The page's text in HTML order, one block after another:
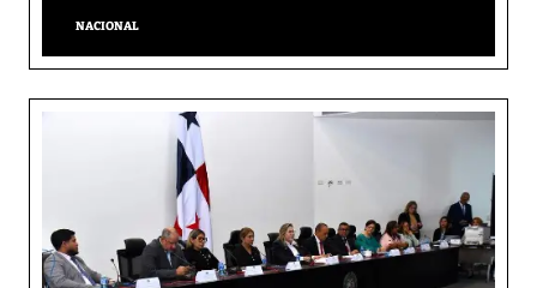
NACIONAL